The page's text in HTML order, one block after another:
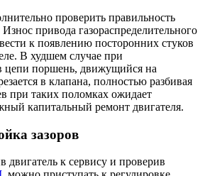
проверить правильность
привода газораспределительного
к появлению посторонних стуков
В худшем случае при
цепи поршень, движущийся на
в клапана, полностью разбивая
при таких поломках ожидает
капитальный ремонт двигателя.
зазоров
двигатель к сервису и проверив